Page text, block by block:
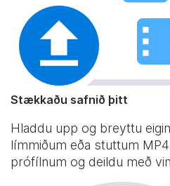
Stækkaðu safnið þitt
Hladdu upp og breyttu
límmiðum eða stuttum
prófílnum og deildu með